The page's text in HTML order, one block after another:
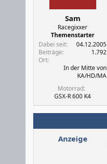
Sam
Racegixxer
Themenstarter
Dabei seit
04.12.2005
Beiträge
1.792
Ort
In der Mitte von
KA/HD/MA
Motorrad
GSX-R 600 K4
Anzeige